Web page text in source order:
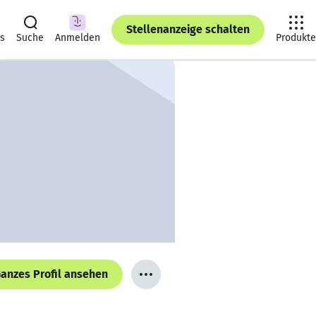
Suche Anmelden
Stellenanzeige schalten
Produkte
Profil ansehen